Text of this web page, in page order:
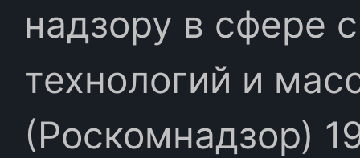
надзору в сфере
технологий и
(Роскомнадзор)